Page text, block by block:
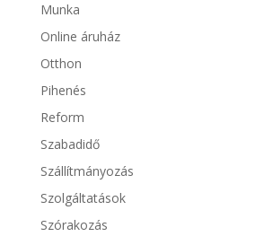
Munka
Online áruház
Otthon
Pihenés
Reform
Szabadidő
Szállítmányozás
Szolgáltatások
Szórakozás